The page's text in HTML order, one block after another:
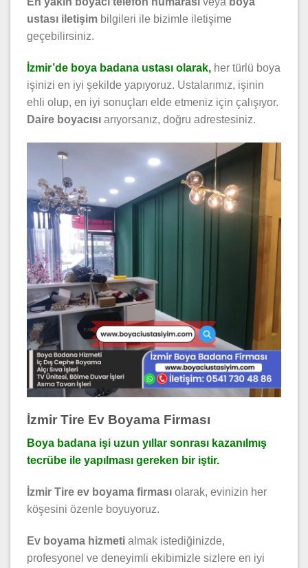
ustası iletişim bilgileri ile bizimle iletişime
geçebilirsiniz.
İzmir’de boya badana ustası olarak, her türlü boya
işinizi en iyi şekilde yapıyoruz. Ustalarımız, işinin
ehli olup, en iyi sonuçları elde etmeniz için çalışıyor.
Daire boyacısı arıyorsanız, doğru adrestesiniz.
İzmir Tire Ev Boyama Firması
Boya badana işi uzun yıllar sonrası kazanılmış
tecrübe ile yapılması gereken bir iştir.
İzmir Tire ev boyama firması olarak, evinizin her
köşesini özenle boyuyoruz.
Ev boyama hizmeti almak istediğinizde,
profesyonel ve deneyimli ekibimizle sizlere en iyi